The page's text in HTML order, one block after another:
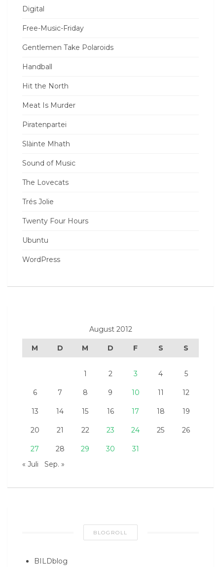
Digital
Free-Music-Friday
Gentlemen Take Polaroids
Handball
Hit the North
Meat Is Murder
Piratenpartei
Slàinte Mhath
Sound of Music
The Lovecats
Trés Jolie
Twenty Four Hours
Ubuntu
WordPress
August 2012
M D M D F S S
1 2 3 4 5
6 7 8 9 10 11 12
13 14 15 16 17 18 19
20 21 22 23 24 25 26
27 28 29 30
31
« Juli
Sep. »
BLOGROLL
BILDblog